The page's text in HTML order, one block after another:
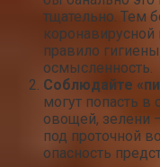
тщательно. Тем
правило
осмысленность.
Соблюдайте
могут попасть
овощей, зелени
под проточной
опасность